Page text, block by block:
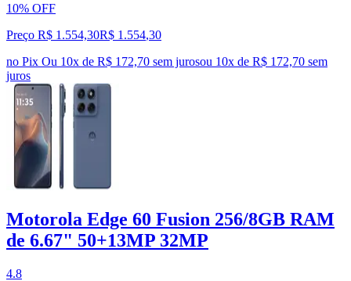
10% OFF
Preço R$ 1.554,30R$ 1.554,30
no Pix Ou 10x de R$ 172,70 sem jurosou 10x de R$ 172,70 sem
juros
Motorola Edge 60 Fusion 256/8GB RAM
de 6.67" 50+13MP 32MP
4.8